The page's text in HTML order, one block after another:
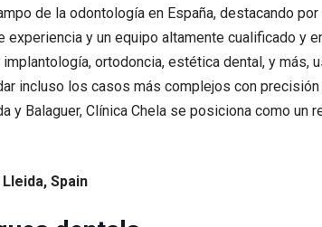
de la odontología en España, destacando
experiencia y un equipo altamente cualificado y
ortodoncia, estética dental, y
incluso los casos más complejos con
y Balaguer, Clínica Chela se posiciona como un
Spain